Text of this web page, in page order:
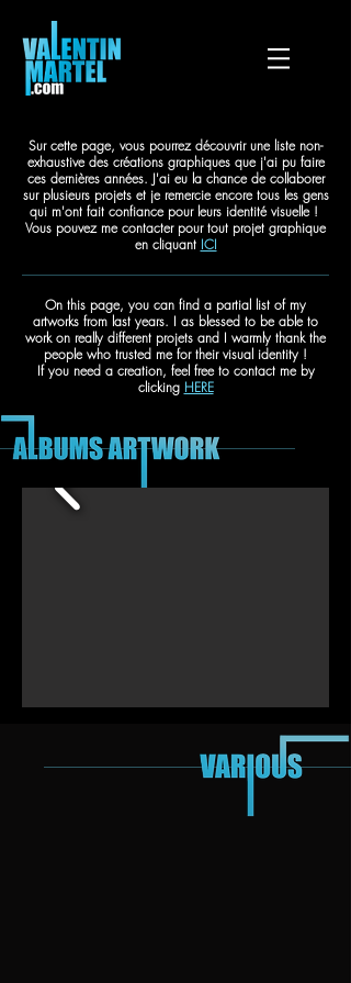
Sur cette page, vous pourrez découvrir une liste non-
exhaustive des créations graphiques que j'ai pu faire
ces dernières années. J'ai eu la chance de collaborer
sur plusieurs projets et je remercie encore tous les gens
qui m'ont fait confiance pour leurs identité visuelle !
Vous pouvez me contacter pour tout projet graphique
en cliquant ICI
On this page, you can find a partial list of my
artworks from last years. I as blessed to be able to
work on really different projets and I warmly thank the
people who trusted me for their visual identity !
If you need a creation, feel free to contact me by
clicking HERE